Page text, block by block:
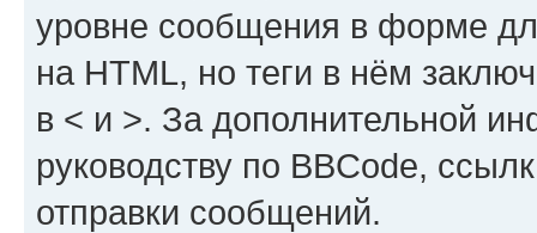
уровне сообщения в форме
на HTML, но теги в нём
в < и >. За дополнительной
руководству по BBCode,
отправки сообщений.